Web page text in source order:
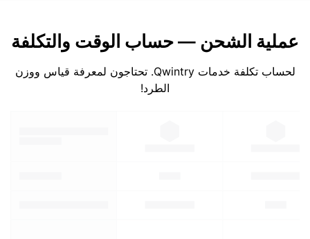
عملية الشحن — حساب الوقت والتكلفة
لحساب تكلفة خدمات Qwintry. تحتاجون لمعرفة قياس ووزن
الطرد!